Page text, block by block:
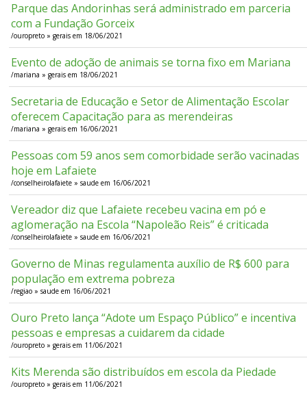
Parque das Andorinhas será administrado em parceria
com a Fundação Gorceix
/ouropreto » gerais em 18/06/2021
Evento de adoção de animais se torna fixo em Mariana
/mariana » gerais em 18/06/2021
Secretaria de Educação e Setor de Alimentação Escolar
oferecem Capacitação para as merendeiras
/mariana » gerais em 16/06/2021
Pessoas com 59 anos sem comorbidade serão vacinadas
hoje em Lafaiete
/conselheirolafaiete » saude em 16/06/2021
Vereador diz que Lafaiete recebeu vacina em pó e
aglomeração na Escola “Napoleão Reis” é criticada
/conselheirolafaiete » saude em 16/06/2021
Governo de Minas regulamenta auxílio de R$ 600 para
população em extrema pobreza
/regiao » saude em 16/06/2021
Ouro Preto lança “Adote um Espaço Público” e incentiva
pessoas e empresas a cuidarem da cidade
/ouropreto » gerais em 11/06/2021
Kits Merenda são distribuídos em escola da Piedade
/ouropreto » gerais em 11/06/2021